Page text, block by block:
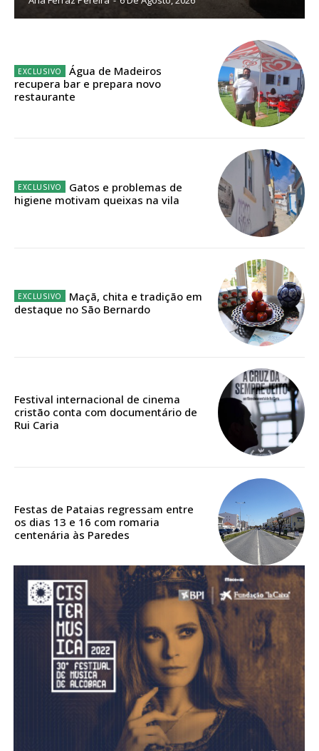
Sendo assinante terá acesso a todos os conteúdos exclusivos e versões
32€
Edição em papel entregue à Quinta-feira em sua
Acesso ao conteúdo online
Acesso aos conteúdos Exclusivos para
Escolha o plano
DIGITAL ANUAL
16
12 meses
Acesso ao conteúdo online
Acesso aos conteúdos Exclusivos para
assinantes
Ofertas para assinatura anual
Escolha o plano
Água de Madeiros
recupera bar e prepara novo
restaurante
Gatos e problemas de
higiene motivam queixas na vila
Maçã, chita e tradição em
destaque no São Bernardo
Festival internacional de cinema
cristão conta com documentário de
Rui Caria
Festas de Pataias regressam entre
os dias 13 e 16 com romaria
centenária às Paredes